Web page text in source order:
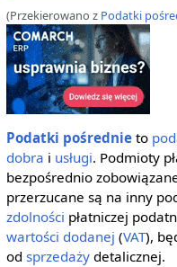
(Przekierowano z Podatki
Podatki pośrednieto
dobra i usługi. Podmioty
bezpośrednio
przerzucane są na inny
zdolności płatniczej
wartości dodanej (VAT),
od sprzedażydetalicznej.